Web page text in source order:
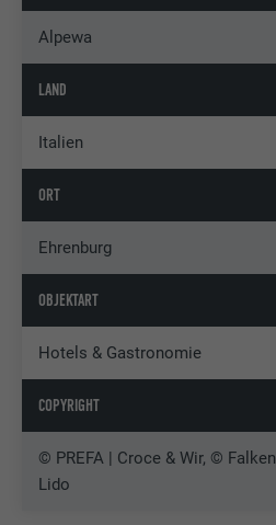
Alpewa
LAND
Italien
ORT
Ehrenburg
OBJEKTART
Hotels & Gastronomie
COPYRIGHT
© PREFA | Croce & Wir, ©
Lido